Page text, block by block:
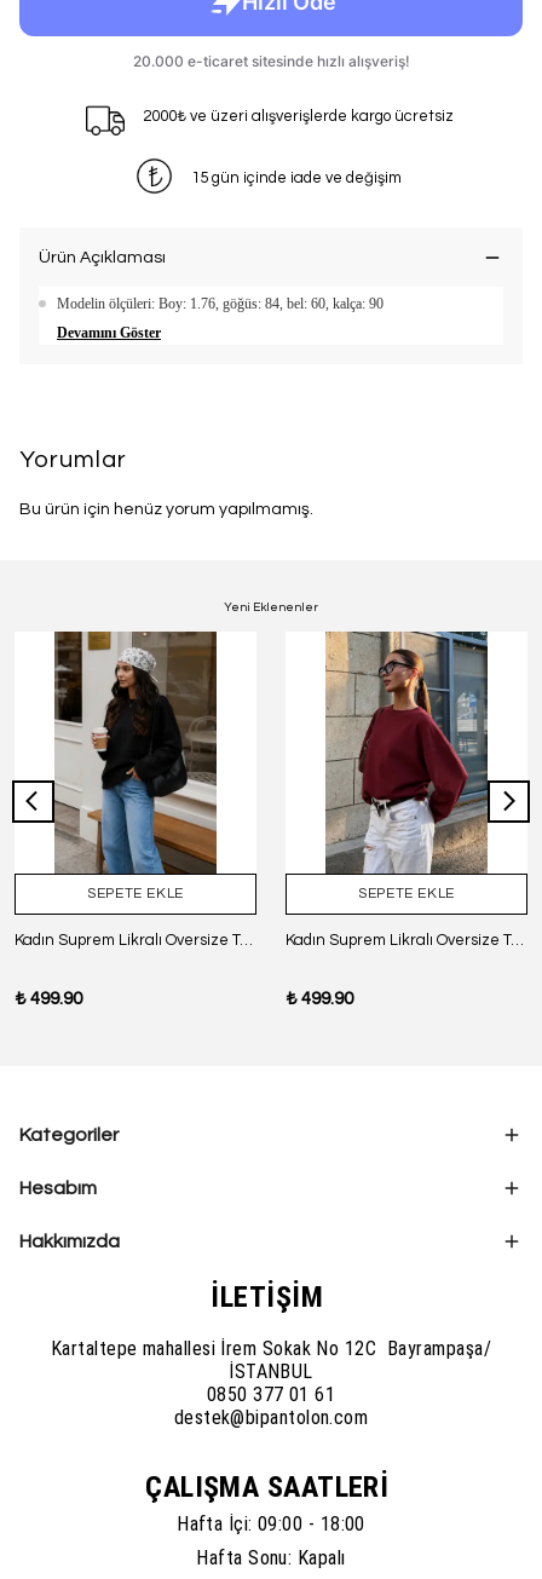
2000₺ ve üzeri alışverişlerde kargo ücretsiz
15 gün içinde iade ve değişim
Ürün Açıklaması
Modelin ölçüleri: Boy: 1.76, göğüs: 84, bel: 60, kalça: 90
Devamını Göster
Yorumlar
Bu ürün için henüz yorum yapılmamış.
Yeni Eklenenler
SEPETE EKLE
Kadın Suprem Likralı Oversize T-Shirt - SİYAH
₺ 499.90
SEPETE EKLE
Kadın Suprem Likralı Oversize T-Shirt - BORDO
₺ 499.90
Kategoriler
Hesabım
Hakkımızda
İLETİŞİM
Kartaltepe mahallesi İrem Sokak No 12C Bayrampaşa/
İSTANBUL
0850 377 01 61
destek@bipantolon.com
ÇALIŞMA SAATLERİ
Hafta İçi: 09:00 - 18:00
Hafta Sonu: Kapalı